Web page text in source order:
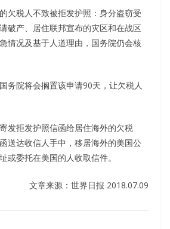
欠税人不致被拒发护照：身分盗窃受
破产、居住联邦宣布的灾区和在战区
情况及基于人道理由，国务院仍会核
务院将会搁置该申请90天，让欠税人
发拒发护照信函给居住海外的欠税
送达收信人手中，移居海外的美国公
或委托在美国的人收取信件。
文章来源：世界日报 2018.07.09